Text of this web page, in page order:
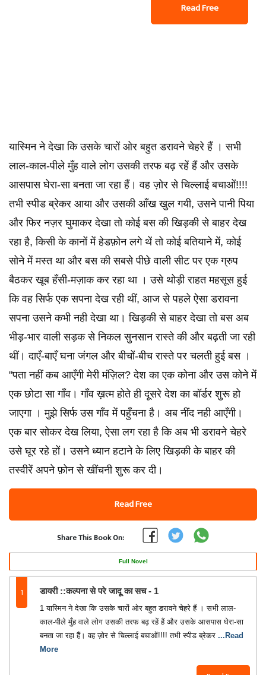
Read Free
यास्मिन ने देखा कि उसके चारों ओर बहुत डरावने चेहरे हैं । सभी
लाल-काल-पीले मुँह वाले लोग उसकी तरफ बढ़ रहें हैं और उसके
आसपास घेरा-सा बनता जा रहा हैं। वह ज़ोर से चिल्लाई बचाओं!!!!
तभी स्पीड ब्रेकर आया और उसकी आँख खुल गयी, उसने पानी पिया
और फिर नज़र घुमाकर देखा तो कोई बस की खिड़की से बाहर देख
रहा है, किसी के कानों में हेडफ़ोन लगे थें तो कोई बतियाने में, कोई
सोने में मस्त था और बस की सबसे पीछे वाली सीट पर एक ग्रुप
बैठकर खूब हँसी-मज़ाक कर रहा था । उसे थोड़ी राहत महसूस हुई
कि वह सिर्फ एक सपना देख रही थीं, आज से पहले ऐसा डरावना
सपना उसने कभी नही देखा था। खिड़की से बाहर देखा तो बस अब
भीड़-भार वाली सड़क से निकल सुनसान रास्ते की और बढ़ती जा रही
थीं। दाएँ-बाएँ घना जंगल और बीचों-बीच रास्ते पर चलती हुई बस ।
"पता नहीं कब आएँगी मेरी मंज़िल? देश का एक कोना और उस कोने में
एक छोटा सा गॉंव। गॉंव ख़त्म होते ही दूसरे देश का बॉर्डर शुरू हो
जाएगा । मुझे सिर्फ उस गॉंव में पहुँचना है। अब नींद नही आएँगी।
एक बार सोकर देख लिया, ऐसा लग रहा है कि अब भी डरावने चेहरे
उसे घूर रहे हों। उसने ध्यान हटाने के लिए खिड़की के बाहर की
तस्वीरें अपने फ़ोन से खींचनी शुरू कर दी।
Read Free
Share This Book On:
Full Novel
1 डायरी ::कल्पना से परे जादू का सच - 1
1 यास्मिन ने देखा कि उसके चारों ओर बहुत डरावने चेहरे हैं । सभी लाल-
काल-पीले मुँह वाले लोग उसकी तरफ बढ़ रहें हैं और उसके आसपास घेरा-सा
बनता जा रहा हैं। वह ज़ोर से चिल्लाई बचाओं!!!! तभी स्पीड ब्रेकर ...Read
More